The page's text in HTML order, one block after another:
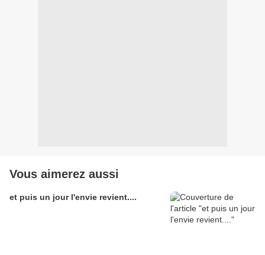
Vous aimerez aussi
et puis un jour l'envie revient....